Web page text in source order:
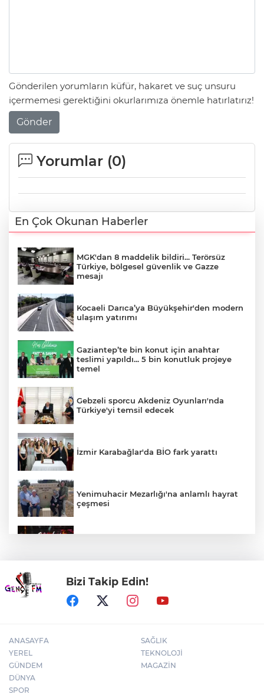
Gönderilen yorumların küfür, hakaret ve suç unsuru
içermemesi gerektiğini okurlarımıza önemle hatırlatırız!
Gönder
Yorumlar (0)
En Çok Okunan Haberler
MGK'dan 8 maddelik bildiri... Terörsüz
Türkiye, bölgesel güvenlik ve Gazze
mesajı
Kocaeli Darıca’ya Büyükşehir'den modern
ulaşım yatırımı
Gaziantep’te bin konut için anahtar
teslimi yapıldı... 5 bin konutluk projeye
temel
Gebzeli sporcu Akdeniz Oyunları'nda
Türkiye'yi temsil edecek
İzmir Karabağlar'da BİO fark yarattı
Yenimuhacir Mezarlığı'na anlamlı hayrat
çeşmesi
30 ilde DEAŞ'a 104 gözaltı!
Bizi Takip Edin!
ANASAYFA
YEREL
GÜNDEM
DÜNYA
SPOR
SAĞLIK
TEKNOLOJİ
MAGAZİN